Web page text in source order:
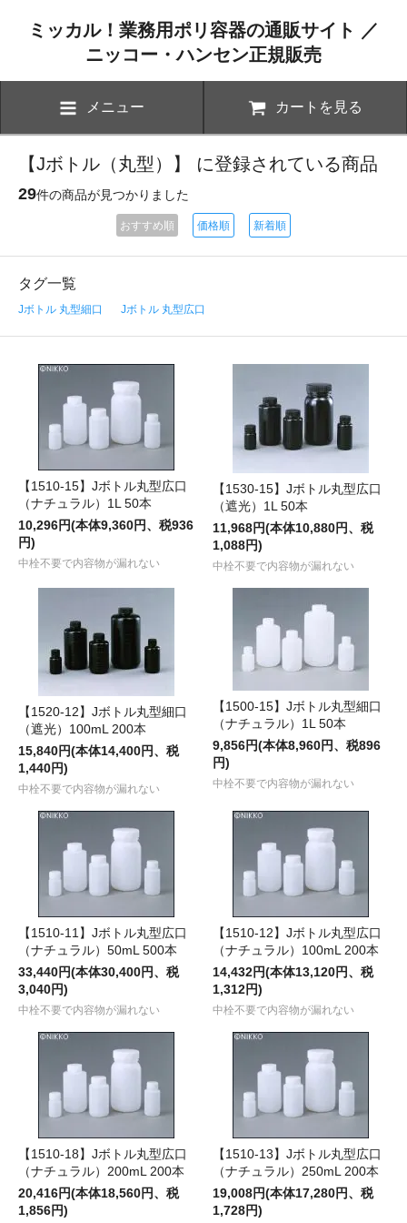
ミッカル！業務用ポリ容器の通販サイト ／
ニッコー・ハンセン正規販売
メニュー カートを見る
【Jボトル（丸型）】 に登録されている商品
29件の商品が見つかりました
おすすめ順 価格順 新着順
タグ一覧
Jボトル 丸型細口 Jボトル 丸型広口
【1510-15】Jボトル丸型広口
（ナチュラル）1L 50本
10,296円(本体9,360円、税936
円)
中栓不要で内容物が漏れない
【1530-15】Jボトル丸型広口
（遮光）1L 50本
11,968円(本体10,880円、税
1,088円)
中栓不要で内容物が漏れない
【1520-12】Jボトル丸型細口
（遮光）100mL 200本
15,840円(本体14,400円、税
1,440円)
中栓不要で内容物が漏れない
【1500-15】Jボトル丸型細口
（ナチュラル）1L 50本
9,856円(本体8,960円、税896
円)
中栓不要で内容物が漏れない
【1510-11】Jボトル丸型広口
（ナチュラル）50mL 500本
33,440円(本体30,400円、税
3,040円)
中栓不要で内容物が漏れない
【1510-12】Jボトル丸型広口
（ナチュラル）100mL 200本
14,432円(本体13,120円、税
1,312円)
中栓不要で内容物が漏れない
【1510-18】Jボトル丸型広口
（ナチュラル）200mL 200本
20,416円(本体18,560円、税
1,856円)
【1510-13】Jボトル丸型広口
（ナチュラル）250mL 200本
19,008円(本体17,280円、税
1,728円)